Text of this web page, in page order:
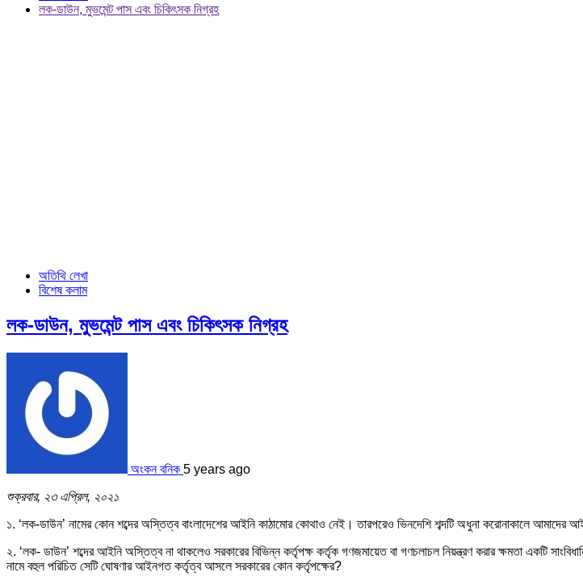
লক-ডাউন, মুভমেন্ট পাস এবং চিকিৎসক নিগ্রহ
অতিথি লেখা
বিশেষ কলাম
লক-ডাউন, মুভমেন্ট পাস এবং চিকিৎসক নিগ্রহ
অংকন বনিক 5 years ago
শুক্রবার, ২৩ এপ্রিল, ২০২১
১. ‘লক-ডাউন’ নামের কোন শব্দের অস্তিত্ব বাংলাদেশের আইনি কাঠামোর কোথাও নেই। তারপরেও ভিনদেশি শব্দটি অধুনা করোনাকালে
২. ‘লক- ডাউন’ শব্দের আইনি অস্তিত্ব না থাকলেও সরকারের বিভিন্ন কর্তৃপক্ষ কর্তৃক গণজমায়েত বা গণচলাচল নিয়ন্ত্রণ করার ক্ষমতা একটি
নামে বহুল পরিচিত সেটি ঘোষণার আইনগত কর্তৃত্ব আসলে সরকারের কোন কর্তৃপক্ষের?